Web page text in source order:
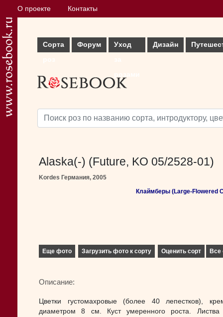
О проекте Контакты
Сорта
Форум
Уход
Дизайн
Alaska(-) (Future, KO 05/2528-01)
Kordes Германия, 2005
Клаймберы (Large-Flowered
Еще фото Загрузить фото к сорту Оценить сорт Все
Описание:
Цветки густомахровые (более 40 лепестков),
диаметром 8 см. Куст умеренного роста. Листва